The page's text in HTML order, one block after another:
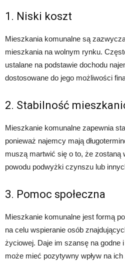
1. Niski koszt
Mieszkania komunalne są
mieszkania na wolnym rynku.
ustalane na podstawie dochodu
dostosowane do jego możliwości
2. Stabilność
Mieszkanie komunalne zapewnia
ponieważ najemcy mają
muszą martwić się o to, że zostaną
powodu podwyżki czynszu lub
3. Pomoc społeczna
Mieszkanie komunalne jest formą
na celu wspieranie osób
życiowej. Daje im szansę na godne
może mieć pozytywny wpływ na